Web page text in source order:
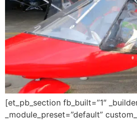
[et_pb_section fb_built=”1″
_module_preset=”default”